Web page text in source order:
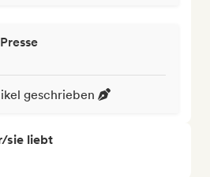
geschrieben
sie liebt